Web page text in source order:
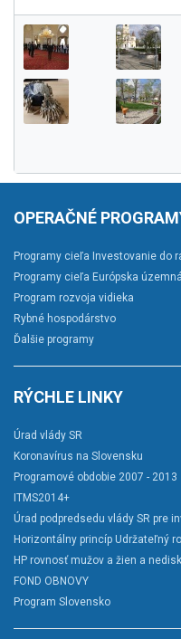
OPERAČNÉ
Programy cieľa Investovanie do
Programy cieľa Európska
Program rozvoja vidieka
Rybné hospodárstvo
Ďalšie programy
RÝCHLE LINKY
Úrad vlády SR
Koronavírus na Slovensku
Programové obdobie 2007 - 2013
ITMS2014+
Úrad podpredsedu vlády SR pre
Horizontálny princíp Udržateľný
HP rovnosť mužov a žien a
FOND OBNOVY
Program Slovensko